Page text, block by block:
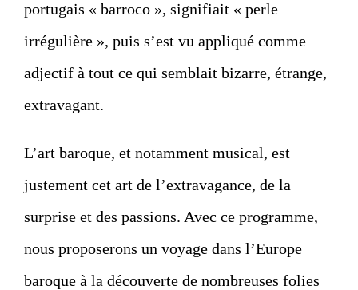
portugais « barroco », signifiait « perle
irrégulière », puis s’est vu appliqué comme
adjectif à tout ce qui semblait bizarre, étrange,
extravagant.
L’art baroque, et notamment musical, est
justement cet art de l’extravagance, de la
surprise et des passions. Avec ce programme,
nous proposerons un voyage dans l’Europe
baroque à la découverte de nombreuses folies